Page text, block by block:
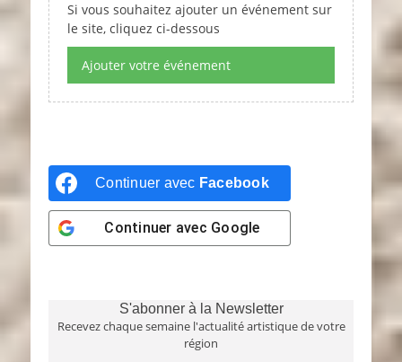
Si vous souhaitez ajouter un événement sur
le site, cliquez ci-dessous
Ajouter votre événement
Continuer avec Facebook
Continuer avec Google
S'abonner à la Newsletter
Recevez chaque semaine l'actualité artistique de votre
région